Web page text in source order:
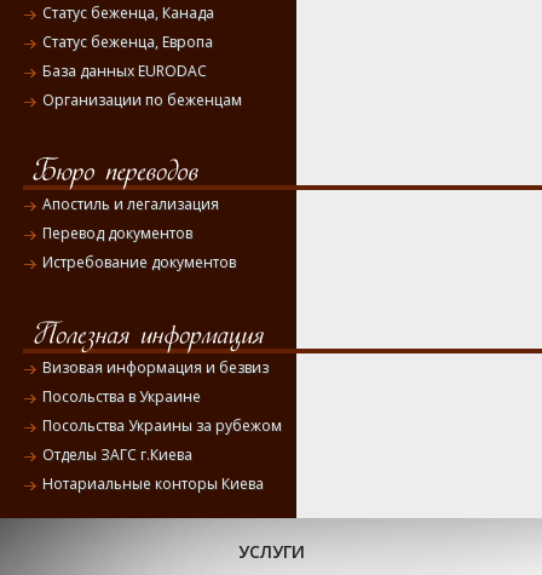
Статус беженца, Канада
Статус беженца, Европа
База данных EURODAC
Организации по беженцам
Апостиль и легализация
Перевод документов
Истребование документов
Визовая информация и безвиз
Посольства в Украине
Посольства Украины за рубежом
Отделы ЗАГС г.Киева
Нотариальные конторы Киева
УСЛУГИ